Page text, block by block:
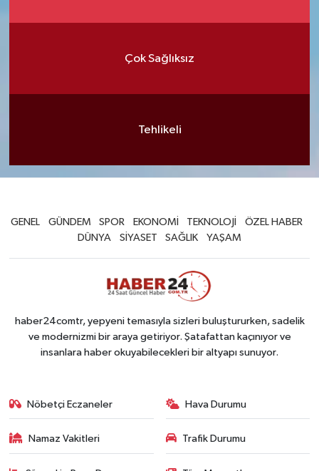
Çok Sağlıksız
Tehlikeli
GENEL GÜNDEM SPOR EKONOMİ TEKNOLOJİ
ÖZEL HABER
DÜNYA
SİYASET SAĞLIK YAŞAM
haber24comtr, yepyeni temasıyla sizleri buluştururken, sadelik
ve modernizmi bir araya getiriyor. Şatafattan kaçınıyor ve
insanlara haber okuyabilecekleri bir altyapı sunuyor.
Nöbetçi Eczaneler Hava Durumu
Namaz Vakitleri Trafik Durumu